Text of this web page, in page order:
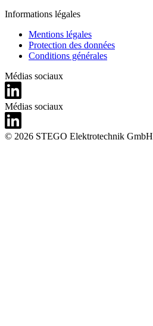
Informations légales
Mentions légales
Protection des données
Conditions générales
Médias sociaux
Médias sociaux
© 2026 STEGO Elektrotechnik GmbH